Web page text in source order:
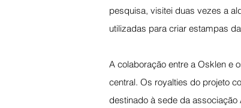
pesquisa, visitei duas vezes a
utilizadas para criar estampas
A colaboração entre a Osklen e
central. Os royalties do projeto
destinado à sede da associação